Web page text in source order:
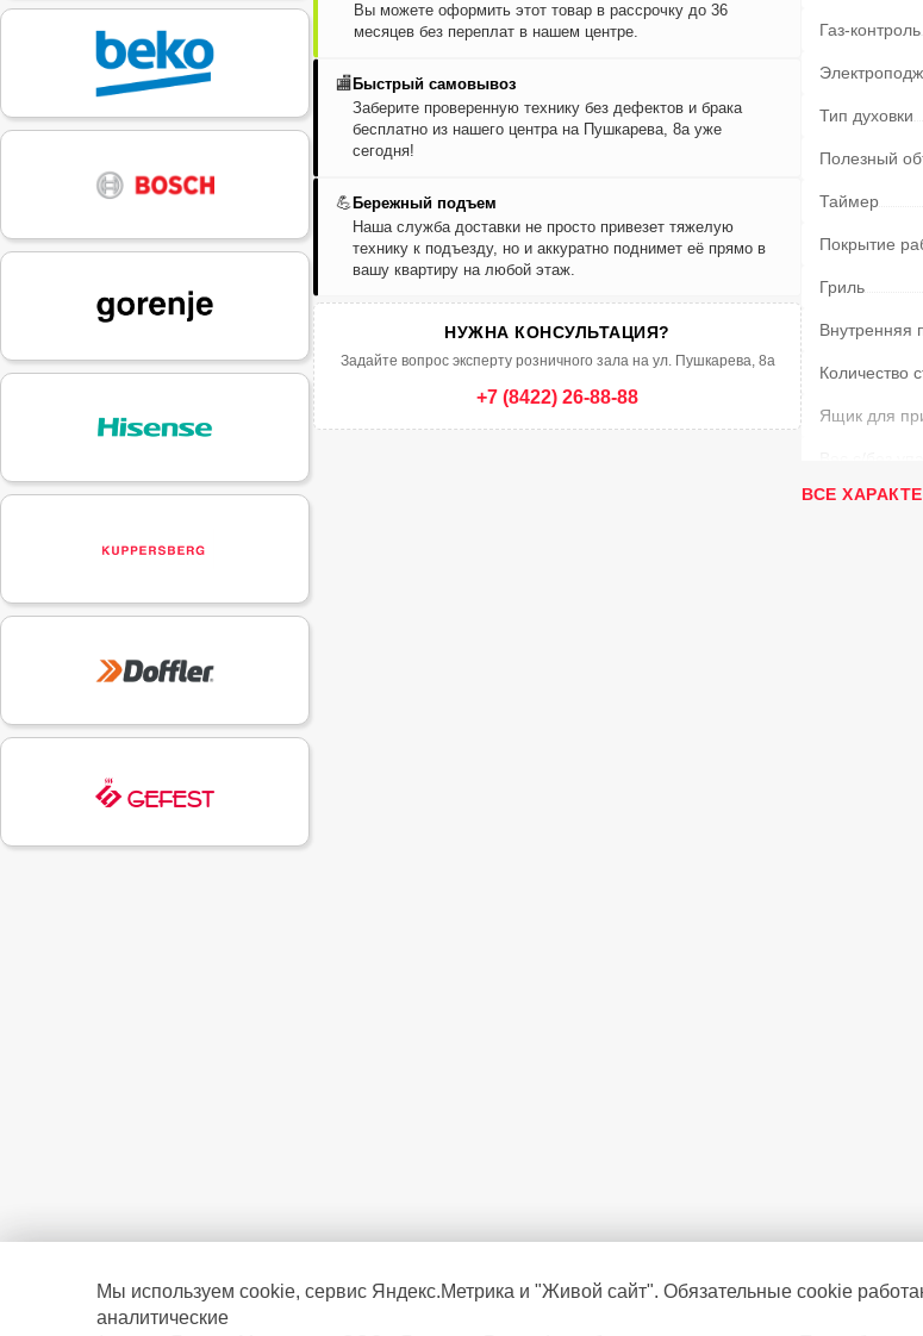
Вы можете оформить этот товар в рассрочку до 36
месяцев без переплат в нашем центре.
🏬 Быстрый самовывоз
Заберите проверенную технику без дефектов и брака
бесплатно из нашего центра на Пушкарева, 8а уже
сегодня!
💪 Бережный подъем
Наша служба доставки не просто привезет тяжелую
технику к подъезду, но и аккуратно поднимет её прямо в
вашу квартиру на любой этаж.
НУЖНА КОНСУЛЬТАЦИЯ?
Задайте вопрос эксперту розничного зала на ул. Пушкарева, 8а
+7 (8422) 26-88-88
Газ-контроль
Тип духовки
Полезный
Таймер
Покрытие
Гриль
Внутренняя
Количество
Ящик для
Регулировка
ВСЕ
Мы используем cookie, сервис Яндекс.Метрика и "Живой сайт". Обязательные cookie
аналитические